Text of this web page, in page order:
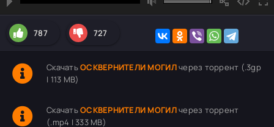
787 727
СкачатьОСКВЕРНИТЕЛИ МОГИЛчерез торрент (.3gp
| 113 MB)
СкачатьОСКВЕРНИТЕЛИ МОГИЛчерез торрент
(.mp4 | 333 MB)